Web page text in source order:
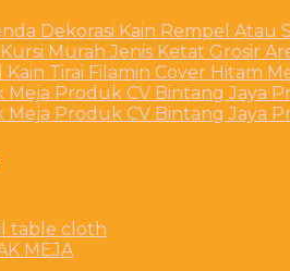
Dekorasi Kain Rempel
Murah Jenis Ketat Grosir
Kain Tirai Filamin Cover Hitam
Meja Produk CV Bintang Jaya
Meja Produk CV Bintang Jaya
table cloth
MEJA